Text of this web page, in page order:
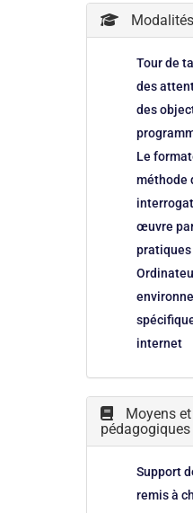
Tour de
des
des
Le
méthode
œuvre
pratiques
internet
Moyens
pédagogiques
Support
remis à